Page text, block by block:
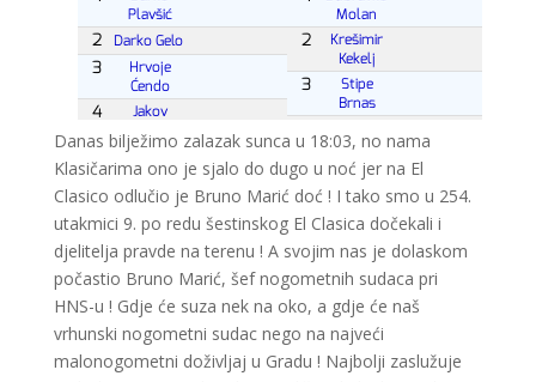
Danas bilježimo zalazak sunca u 18:03, no nama
Klasičarima ono je sjalo do dugo u noć jer na El
Clasico odlučio je Bruno Marić doć ! I tako smo u 254.
utakmici 9. po redu šestinskog El Clasica dočekali i
djelitelja pravde na terenu ! A svojim nas je dolaskom
počastio Bruno Marić, šef nogometnih sudaca pri
HNS-u ! Gdje će suza nek na oko, a gdje će naš
vrhunski nogometni sudac nego na najveći
malonogometni doživljaj u Gradu ! Najbolji zaslužuje